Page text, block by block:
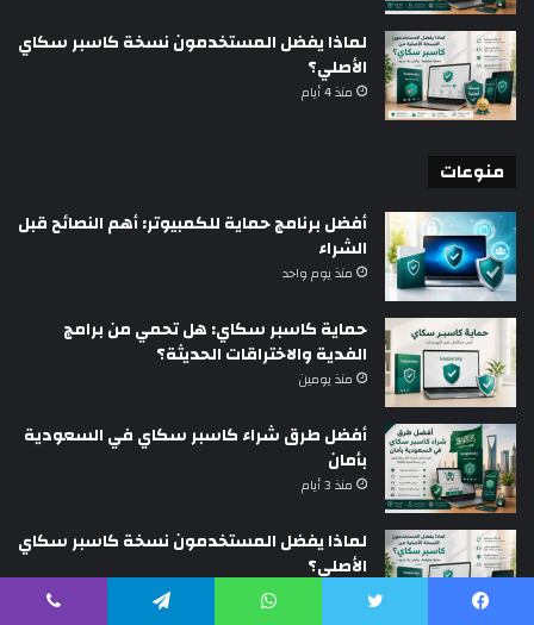
لماذا يفضل المستخدمون نسخة كاسبر سكاي
الأصلي؟
منذ 4 أيام
منوعات
أفضل برنامج حماية للكمبيوتر: أهم النصائح قبل
الشراء
منذ يوم واحد
حماية كاسبر سكاي: هل تحمي من برامج
الفدية والاختراقات الحديثة؟
منذ يومين
أفضل طرق شراء كاسبر سكاي في السعودية
بأمان
منذ 3 أيام
لماذا يفضل المستخدمون نسخة كاسبر سكاي
الأصلي؟